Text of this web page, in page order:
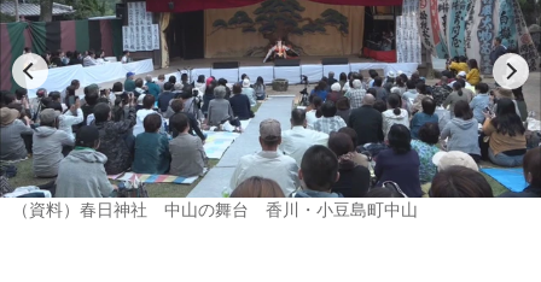
Play
（資料）春日神社 中山の舞台 香川・小豆島町中山